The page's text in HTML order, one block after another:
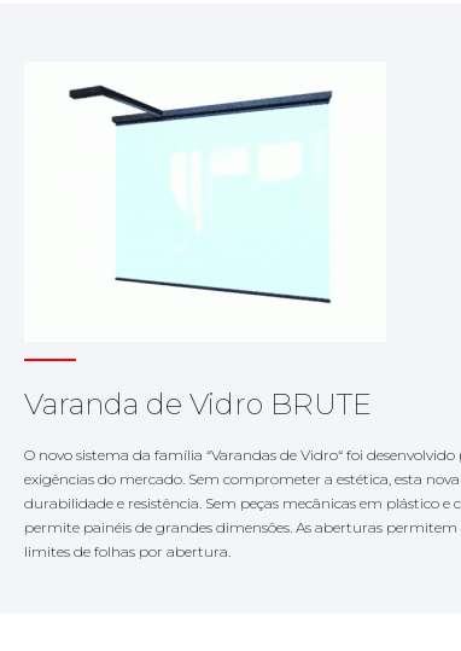
Varanda de Vidro BRUTE
O novo sistema da família “Varandas de Vidro“ foi
exigências do mercado. Sem comprometer a estética, esta
durabilidade e resistência. Sem peças mecânicas em plástico
permite painéis de grandes dimensões. As aberturas
limites de folhas por abertura.